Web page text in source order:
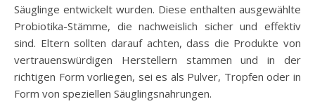
Säuglinge entwickelt wurden. Diese enthalten ausgewählte
Probiotika-Stämme, die nachweislich sicher und effektiv
sind. Eltern sollten darauf achten, dass die Produkte von
vertrauenswürdigen Herstellern stammen und in der
richtigen Form vorliegen, sei es als Pulver, Tropfen oder in
Form von speziellen Säuglingsnahrungen.